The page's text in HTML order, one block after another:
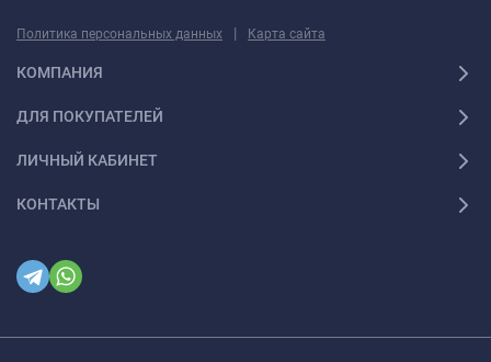
Политика персональных данных | Карта сайта
КОМПАНИЯ
ДЛЯ ПОКУПАТЕЛЕЙ
ЛИЧНЫЙ КАБИНЕТ
КОНТАКТЫ